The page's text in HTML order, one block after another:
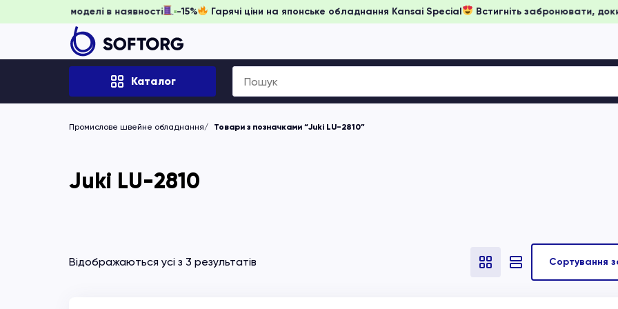
забронювати, доки моделі в наявності -15% Гарячі ціни на японське обладнання Kansai Special Встигніть
Каталог
Search
for:
Промислове швейне обладнання Товари з позначками “Juki LU-2810”
Juki LU-2810
Відображаються усі з 3 результатів